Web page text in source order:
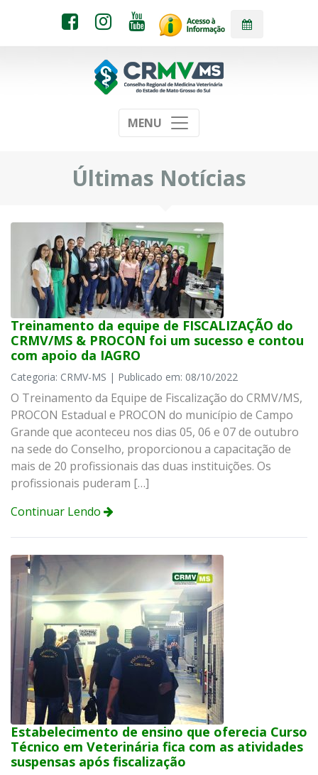
MENU
Últimas Notícias
Treinamento da equipe de FISCALIZAÇÃO do
CRMV/MS & PROCON foi um sucesso e contou
com apoio da IAGRO
Categoria: CRMV-MS | Publicado em: 08/10/2022
O Treinamento da Equipe de Fiscalização do CRMV/MS,
PROCON Estadual e PROCON do município de Campo
Grande que aconteceu nos dias 05, 06 e 07 de outubro
na sede do Conselho, proporcionou a capacitação de
mais de 20 profissionais das duas instituições. Os
profissionais puderam […]
Continuar Lendo
Estabelecimento de ensino que oferecia Curso
Técnico em Veterinária fica com as atividades
suspensas após fiscalização